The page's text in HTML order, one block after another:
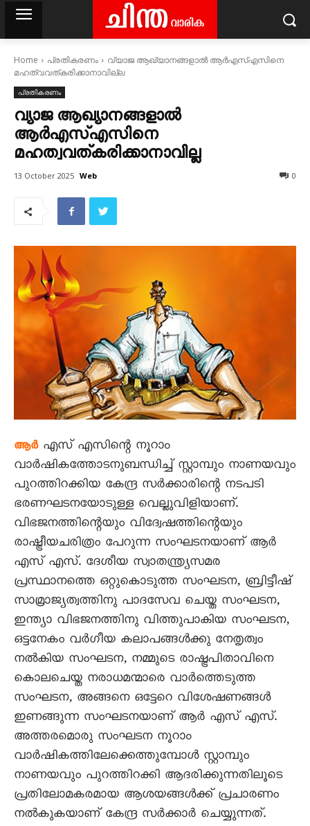
Home പ്രതികരണം
വ്യാജ ആഖ്യാനങ്ങളാൽ ആർഎസ്എസിനെ
മഹത്വവത്കരിക്കാനാവില്ല
പ്രതികരണം
വ്യാജ ആഖ്യാനങ്ങളാൽ
ആർഎസ്എസിനെ
മഹത്വവത്കരിക്കാനാവില്ല
13 October 2025 Web 0
ആർഎസ് എസിന്റെ നൂറാം
വാര്‍ഷികത്തോടനുബന്ധിച്ച് സ്റ്റാമ്പും നാണയവും
പുറത്തിറക്കിയ കേന്ദ്ര സര്‍ക്കാരിന്റെ നടപടി
ഭരണഘടനയോടുള്ള വെല്ലുവിളിയാണ്.
വിഭജനത്തിന്റെയും വിദ്വേഷത്തിന്റെയും
രാഷ്ട്രീയചരിത്രം പേറുന്ന സംഘടനയാണ് ആര്‍
എസ് എസ്. ദേശീയ സ്വാതന്ത്ര്യസമര
പ്രസ്ഥാനത്തെ ഒറ്റുകൊടുത്ത സംഘടന, ബ്രിട്ടീഷ്
സാമ്രാജ്യത്വത്തിനു പാദസേവ ചെയ്ത സംഘടന,
ഇന്ത്യാ വിഭജനത്തിനു വിത്തുപാകിയ സംഘടന,
ഒട്ടനേകം വര്‍ഗീയ കലാപങ്ങള്‍ക്കു നേതൃത്വം
നല്‍കിയ സംഘടന, നമ്മുടെ രാഷ്ട്രപിതാവിനെ
കൊലചെയ്ത നരാധമന്മാരെ വാര്‍ത്തെടുത്ത
സംഘടന, അങ്ങനെ ഒട്ടേറെ വിശേഷണങ്ങള്‍
ഇണങ്ങുന്ന സംഘടനയാണ് ആര്‍ എസ് എസ്.
അത്തരമൊരു സംഘടന നൂറാം
വാര്‍ഷികത്തിലേക്കെത്തുമ്പോള്‍ സ്റ്റാമ്പും
നാണയവും പുറത്തിറക്കി ആദരിക്കുന്നതിലൂടെ
പ്രതിലോമകരമായ ആശയങ്ങള്‍ക്ക് പ്രചാരണം
നല്‍കുകയാണ് കേന്ദ്ര സര്‍ക്കാര്‍ ചെയ്യുന്നത്.